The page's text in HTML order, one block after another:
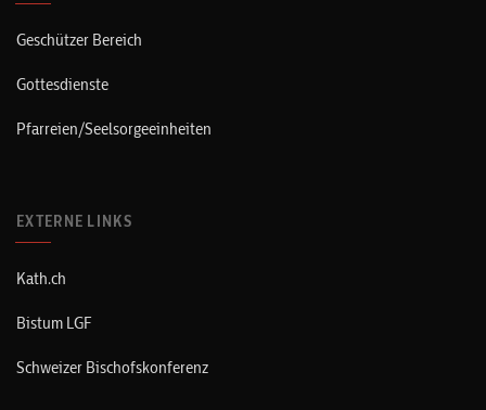
Geschützer Bereich
Gottesdienste
Pfarreien/Seelsorgeeinheiten
EXTERNE LINKS
Kath.ch
Bistum LGF
Schweizer Bischofskonferenz